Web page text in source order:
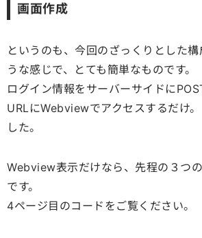
画面作成
というのも、今回のざっくりとした
うな感じで、とても簡単なものです。
ログイン情報をサーバーサイドに
URLにWebviewでアクセスするだけ
した。
Webview表示だけなら、先程の３つ
です。
4ページ目のコードをご覧ください。